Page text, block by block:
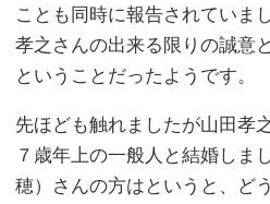
ことも同時に報告されていま
孝之さんの出来る限りの誠意
ということだったようです。
先ほども触れましたが山田孝
７歳年上の一般人と結婚しま
穂）さんの方はというと、ど